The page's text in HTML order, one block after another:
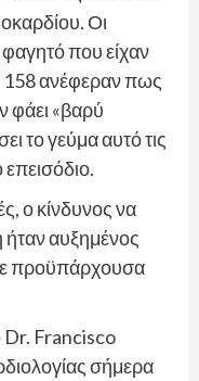
Οι
που είχαν
158 ανέφεραν πως
φάει «βαρύ
το γεύμα αυτό τις
ο κίνδυνος να
αυξημένος
προϋπάρχουσα
Dr. Francisco
σήμερα